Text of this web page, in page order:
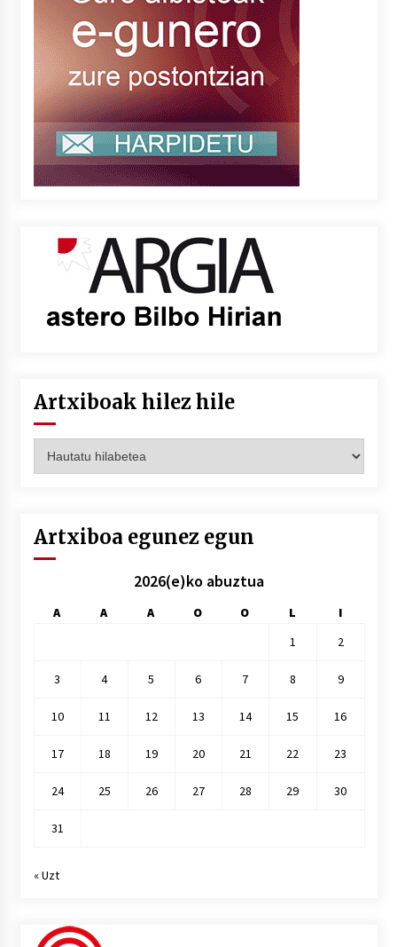
Artxiboak hilez hile
hilez
Artxiboa egunez egun
2026(e)ko abuztua
A A A O O L
I
1
2
3 4 5 6 7 8 9
10 11 12 13 14 15 16
17 18 19 20 21 22 23
24 25 26 27 28 29 30
31
« Uzt